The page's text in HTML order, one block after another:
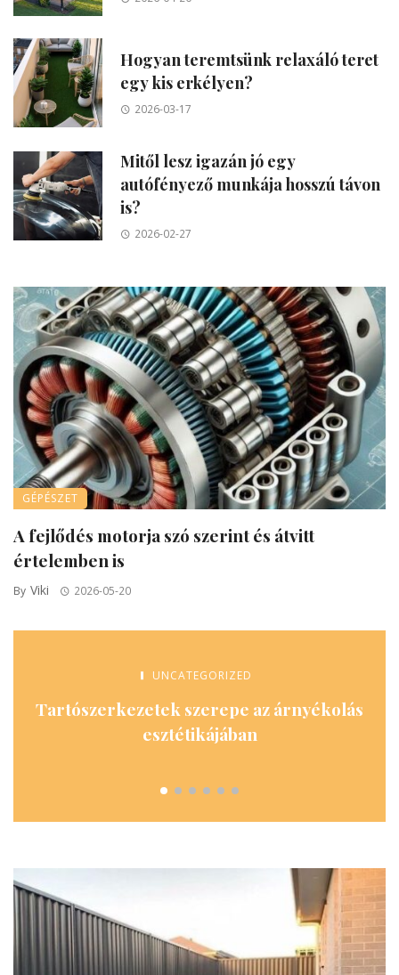
Hogyan teremtsünk relaxáló teret
egy kis erkélyen?
2026-03-17
Mitől lesz igazán jó egy
autófényező munkája hosszú távon
is?
2026-02-27
GÉPÉSZET
A fejlődés motorja szó szerint és átvitt
értelemben is
By Viki 2026-05-20
UNCATEGORIZED
Tartószerkezetek szerepe az árnyékolás
esztétikájában